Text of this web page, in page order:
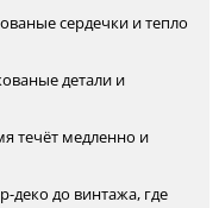
сердечки и тепло
детали и
течёт медленно и
деко до винтажа, где